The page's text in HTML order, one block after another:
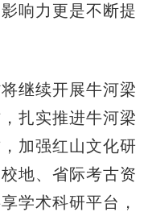
响力更是不断提
继续开展牛河梁
扎实推进牛河梁
加强红山文化研
地、省际考古资
学术科研平台，